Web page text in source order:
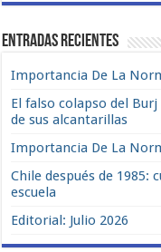
Entradas recientes
Importancia De La
El falso colapso del
de sus alcantarillas
Importancia De La
Chile después de
escuela
Editorial: Julio 2026